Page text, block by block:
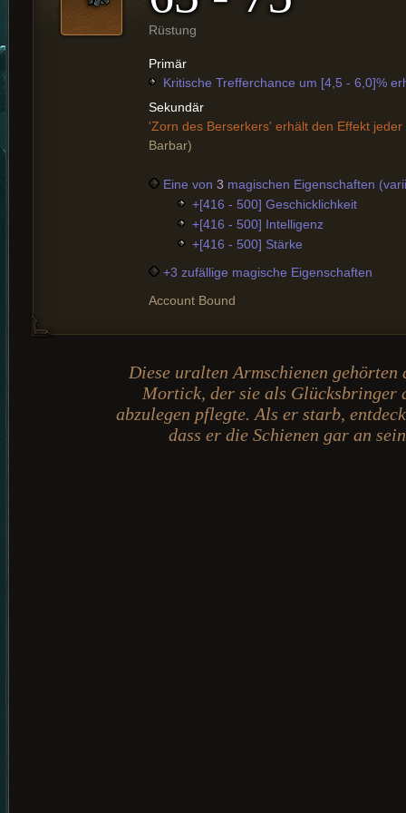
Rüstung
Primär
Kritische Trefferchance um [4,5 - 6,0]%
Sekundär
'Zorn des Berserkers' erhält den Effekt jeder
Barbar)
Eine von 3 magischen Eigenschaften
+[416 - 500] Geschicklichkeit
+[416 - 500] Intelligenz
+[416 - 500] Stärke
+3 zufällige magische Eigenschaften
Account Bound
Diese uralten Armschienen
Mortick, der sie als Glücksbringer
abzulegen pflegte. Als er starb,
dass er die Schienen gar an